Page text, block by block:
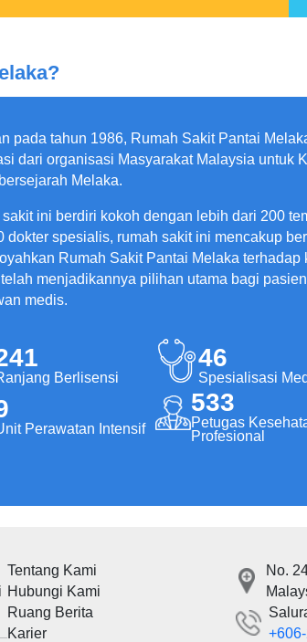
?
pada tahun 1986, Rumah Sakit Pantai
dari organisasi Masyarakat Malaysia untuk
Melaka.
sakit ini berdiri kokoh dengan lebih dari 200
dokter spesialis, rumah sakit ini mencakup
Rumah Sakit Pantai Melaka
menjadikannya pilihan utama bagi
medis.
Berlisensi
46
Spesialisasi
Perawatan Intensif
533
Petugas
Profesional
Tentang Kami
Hubungi Kami
Ruang Berita
Karier
No.